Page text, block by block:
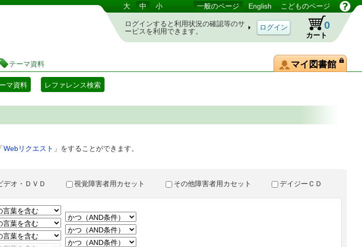
予約システム 大 中 小 一般のページ English こどものページ
ログインすると利用状況の確認等のサ
ービスを利用できます。
カート
0
テーマ資料 マイ図書館
マ資料 レファレンス検索
Webリクエスト 」をすることができます。
デオ・ＤＶＤ 視覚障害者用カセット その他障害者用カセット デイジーＣＤ